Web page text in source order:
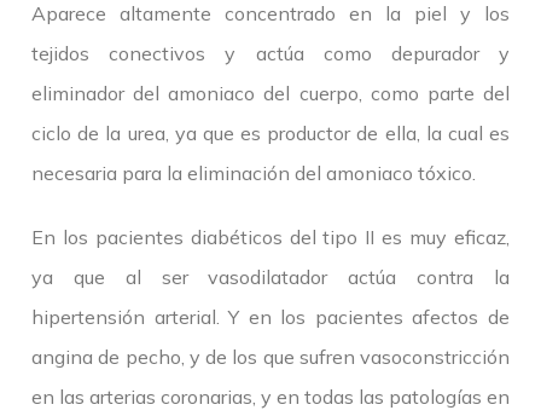
Aparece altamente concentrado en la piel y los
tejidos conectivos y actúa como depurador y
eliminador del amoniaco del cuerpo, como parte del
ciclo de la urea, ya que es productor de ella, la cual es
necesaria para la eliminación del amoniaco tóxico.
En los pacientes diabéticos del tipo II es muy eficaz,
ya que al ser vasodilatador actúa contra la
hipertensión arterial. Y en los pacientes afectos de
angina de pecho, y de los que sufren vasoconstricción
en las arterias coronarias, y en todas las patologías en